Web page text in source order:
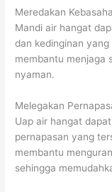
Meredakan
Mandi air hangat
dan kedinginan
membantu menjaga
nyaman.
Melegakan
Uap air hangat
pernapasan yang
membantu
sehingga